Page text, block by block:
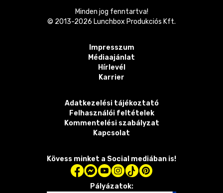
Minden jog fenntartva!
© 2013-2026 Lunchbox Produkciós Kft.
Impresszum
Médiaajánlat
Hírlevél
Karrier
Adatkezelési tájékoztató
Felhasználói feltételek
Kommentelési szabályzat
Kapcsolat
Kövess minket a Social mediában is!
Pályázatok: